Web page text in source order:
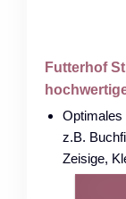
Futterhof
Optimales
z.B.
Zeisige,